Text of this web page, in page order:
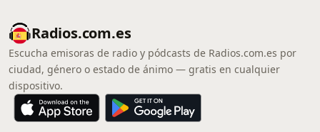
Radios.com.es
Escucha emisoras de radio y pódcasts de Radios.com.es por
ciudad, género o estado de ánimo — gratis en cualquier
dispositivo.